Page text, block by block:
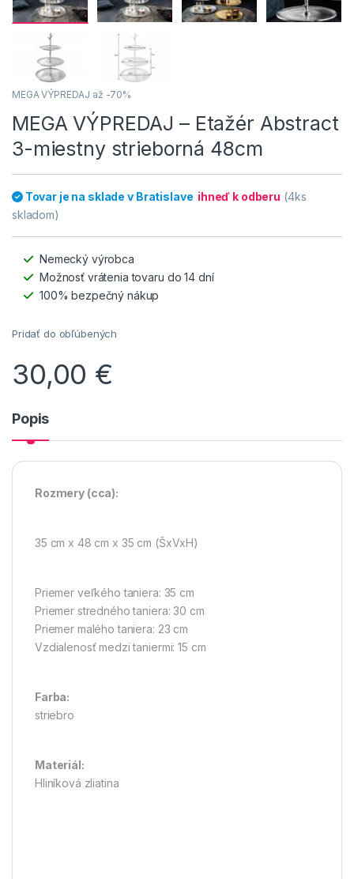
MEGA VÝPREDAJ až -70%
MEGA VÝPREDAJ – Etažér Abstract
3-miestny strieborná 48cm
Tovar je na sklade v Bratislave ihneď k odberu (4ks
skladom)
Nemecký výrobca
Možnosť vrátenia tovaru do 14 dní
100% bezpečný nákup
Pridať do obľúbených
30,00 €
Popis
Rozmery (cca):
35 cm x 48 cm x 35 cm (ŠxVxH)
Priemer veľkého taniera: 35 cm
Priemer stredného taniera: 30 cm
Priemer malého taniera: 23 cm
Vzdialenosť medzi taniermi: 15 cm
Farba:
striebro
Materiál:
Hliníková zliatina